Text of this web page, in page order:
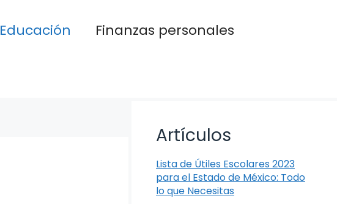
Educación
Finanzas personales
Artículos
Lista de Útiles Escolares 2023
para el Estado de México: Todo
lo que Necesitas